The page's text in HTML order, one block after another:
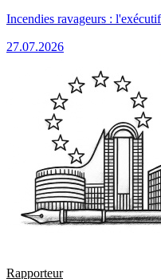
Incendies ravageurs :
27.07.2026
Rapporteur